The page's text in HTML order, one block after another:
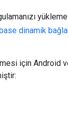
dinamik
için Android